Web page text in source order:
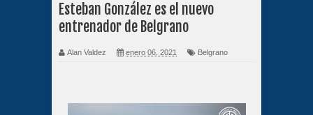
Esteban González es el nuevo
entrenador de Belgrano
Alan Valdez enero 06, 2021 Belgrano